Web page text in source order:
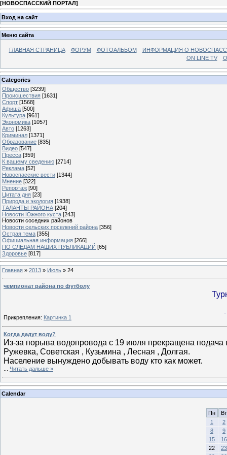
[НОВОСПАССКИЙ ПОРТАЛ]
Вход на сайт
Меню сайта
ГЛАВНАЯ СТРАНИЦА ФОРУМ ФОТОАЛЬБОМ
ИНФОРМАЦИЯ О
ON LINE TV
Categories
Общество [3239]
Происшествия [1631]
Спорт [1568]
Афиша [500]
Культура [961]
Экономика [1057]
Авто [1263]
Криминал [1371]
Образование [835]
Видео [547]
Пресса [359]
К вашему сведению [2714]
Реклама [52]
Новоспасские вести [1344]
Мнение [322]
Репортаж [90]
Цитата дня [23]
Природа и экология [1938]
ТАЛАНТЫ РАЙОНА [204]
Новости Южного куста [243]
Новости соседних районов
Новости сельских поселений района [356]
Острая тема [355]
Официальная информация [266]
ПО СЛЕДАМ НАШИХ ПУБЛИКАЦИЙ [65]
Здоровье [817]
Главная » 2013 » Июль » 24
чемпионат района по футболу
Прикрепления: Картинка 1
Когда дадут воду?
Из-за порыва водопровода с 19 июля прекращена
Ружевка, Советская , Кузьмина , Лесная , Долгая.
Население вынуждено добывать воду кто как может.
Читать дальше »
Calendar
Пн
Вт
1
2
8
9
15
16
22
23